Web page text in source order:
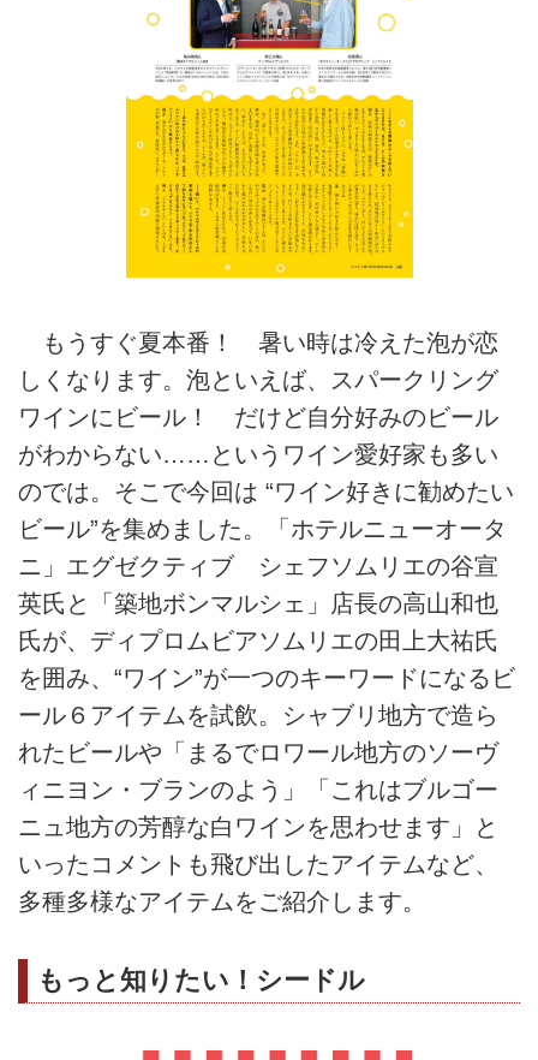
もうすぐ夏本番！ 暑い時は冷えた泡が恋
しくなります。泡といえば、スパークリング
ワインにビール！ だけど自分好みのビール
がわからない……というワイン愛好家も多い
のでは。そこで今回は “ワイン好きに勧めたい
ビール”を集めました。「ホテルニューオータ
ニ」エグゼクティブ シェフソムリエの谷宣
英氏と「築地ボンマルシェ」店長の高山和也
氏が、ディプロムビアソムリエの田上大祐氏
を囲み、“ワイン”が一つのキーワードになるビ
ール６アイテムを試飲。シャブリ地方で造ら
れたビールや「まるでロワール地方のソーヴ
ィニヨン・ブランのよう」「これはブルゴー
ニュ地方の芳醇な白ワインを思わせます」と
いったコメントも飛び出したアイテムなど、
多種多様なアイテムをご紹介します。
もっと知りたい！シードル